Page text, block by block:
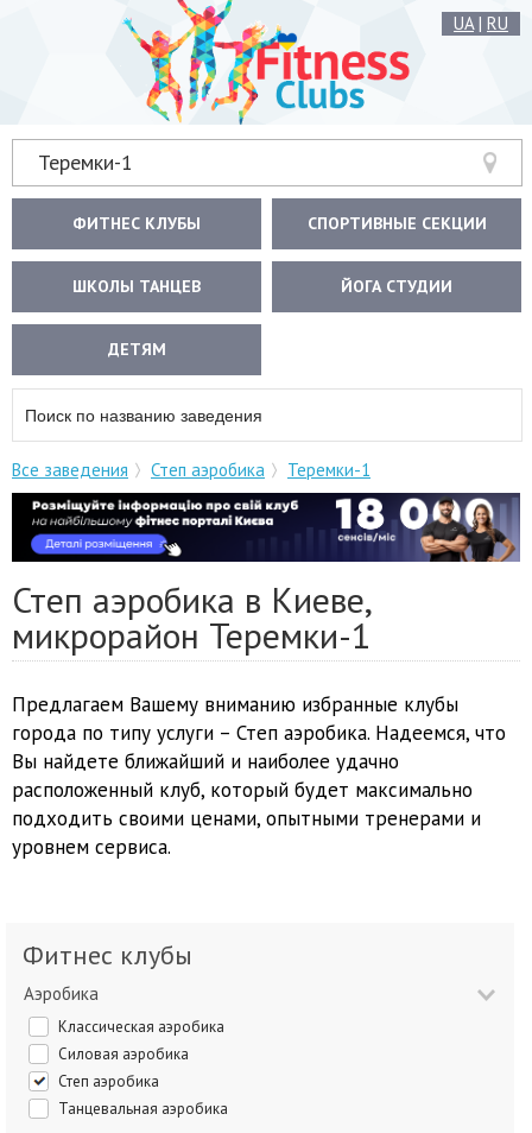
UA| RU
Теремки-1
ФИТНЕС КЛУБЫ СПОРТИВНЫЕ СЕКЦИИ
ШКОЛЫ ТАНЦЕВ ЙОГА СТУДИИ
ДЕТЯМ
Все заведения Степ аэробика Теремки-1
Степ аэробика в Киеве,
микрорайон Теремки-1
Предлагаем Вашему вниманию избранные клубы
города по типу услуги – Степ аэробика. Надеемся, что
Вы найдете ближайший и наиболее удачно
расположенный клуб, который будет максимально
подходить своими ценами, опытными тренерами и
уровнем сервиса.
Фитнес клубы
Аэробика
Классическая аэробика
Силовая аэробика
Степ аэробика
Танцевальная аэробика